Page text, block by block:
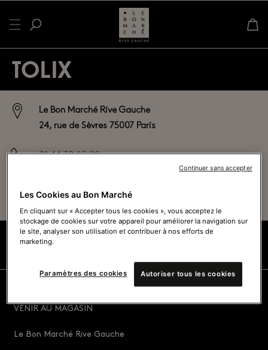
TOLIX
Le Bon Marché Rive Gauche
24, rue de Sèvres 75007 Paris
01 44 39 80 00
Voir tous les horaires
VENIR AU MAGASIN
Le Bon Marché Rive Gauche
Les Cookies au Bon Marché
En cliquant sur « Accepter tous les cookies », vous acceptez le
stockage de cookies sur votre appareil pour améliorer la navigation sur
le site, analyser son utilisation et contribuer à nos efforts de
marketing.
Paramètres des cookies Autoriser tous les cookies
Continuer sans accepter